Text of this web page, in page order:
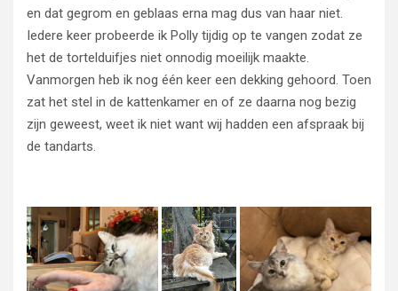
en dat gegrom en geblaas erna mag dus van haar niet.
Iedere keer probeerde ik Polly tijdig op te vangen zodat ze
het de tortelduifjes niet onnodig moeilijk maakte.
Vanmorgen heb ik nog één keer een dekking gehoord. Toen
zat het stel in de kattenkamer en of ze daarna nog bezig
zijn geweest, weet ik niet want wij hadden een afspraak bij
de tandarts.